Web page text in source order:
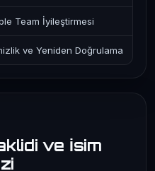
ve İsim
Team İyileştirmesi
ve Yeniden Doğrulama